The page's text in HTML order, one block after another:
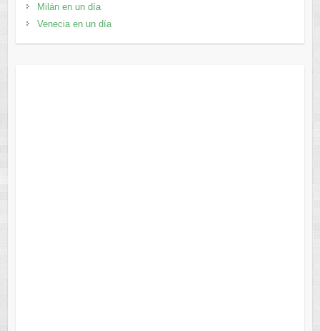
Milán en un día
Venecia en un día